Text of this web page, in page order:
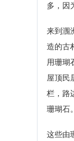
多，因
来到涠
造的古
用珊瑚
屋顶民
栏，路
珊瑚石。
这些由